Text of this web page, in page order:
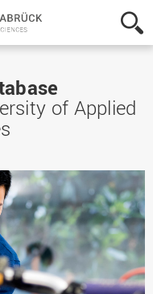
Hochschule
Osnabrück
-
Sciences
of Applied